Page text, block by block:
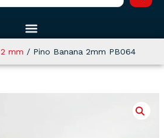
2 mm / Pino Banana 2mm PB064